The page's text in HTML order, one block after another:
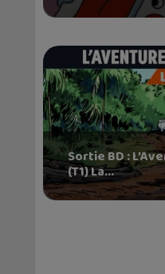
Sortie BD :
(T1) La...